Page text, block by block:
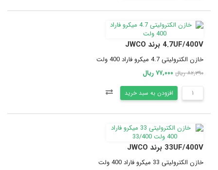
4.7UF/400V برند JWCO
خازن الکترولیتی 4.7 میکرو فاراد 400 ولت
۸۲,۳۹۰ ریال ۷۷,۰۰۰ ریال
افزودن به سبد خرید
33UF/400V برند JWCO
خازن الکترولیتی 33 میکرو فاراد 400 ولت